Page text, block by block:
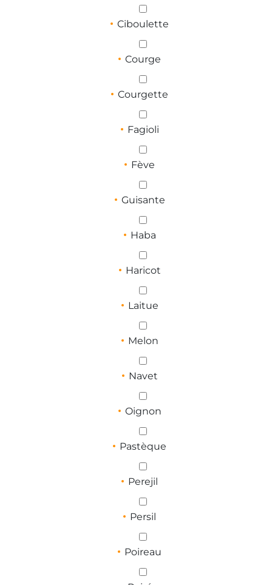
Ciboulette
Courge
Courgette
Fagioli
Fève
Guisante
Haba
Haricot
Laitue
Melon
Navet
Oignon
Pastèque
Perejil
Persil
Poireau